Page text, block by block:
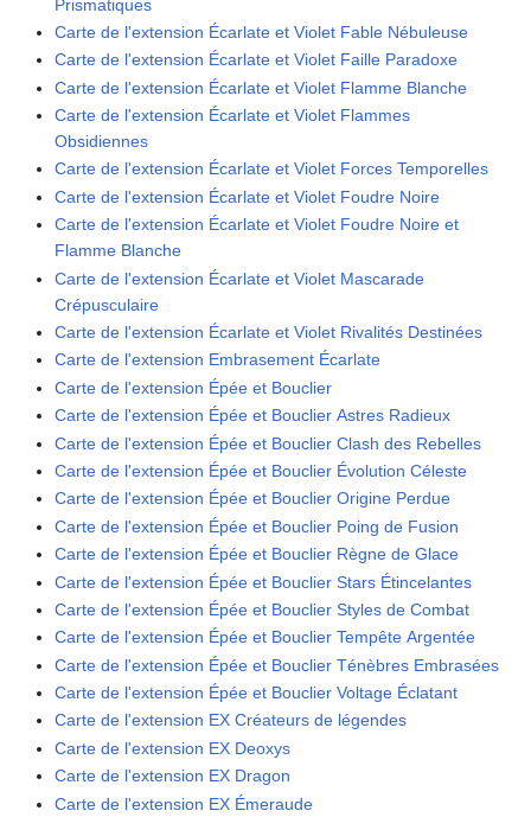
Prismatiques
Carte de l'extension Écarlate et Violet Fable Nébuleuse
Carte de l'extension Écarlate et Violet Faille Paradoxe
Carte de l'extension Écarlate et Violet Flamme Blanche
Carte de l'extension Écarlate et Violet Flammes
Obsidiennes
Carte de l'extension Écarlate et Violet Forces Temporelles
Carte de l'extension Écarlate et Violet Foudre Noire
Carte de l'extension Écarlate et Violet Foudre Noire et
Flamme Blanche
Carte de l'extension Écarlate et Violet Mascarade
Crépusculaire
Carte de l'extension Écarlate et Violet Rivalités Destinées
Carte de l'extension Embrasement Écarlate
Carte de l'extension Épée et Bouclier
Carte de l'extension Épée et Bouclier Astres Radieux
Carte de l'extension Épée et Bouclier Clash des Rebelles
Carte de l'extension Épée et Bouclier Évolution Céleste
Carte de l'extension Épée et Bouclier Origine Perdue
Carte de l'extension Épée et Bouclier Poing de Fusion
Carte de l'extension Épée et Bouclier Règne de Glace
Carte de l'extension Épée et Bouclier Stars Étincelantes
Carte de l'extension Épée et Bouclier Styles de Combat
Carte de l'extension Épée et Bouclier Tempête Argentée
Carte de l'extension Épée et Bouclier Ténèbres Embrasées
Carte de l'extension Épée et Bouclier Voltage Éclatant
Carte de l'extension EX Créateurs de légendes
Carte de l'extension EX Deoxys
Carte de l'extension EX Dragon
Carte de l'extension EX Émeraude